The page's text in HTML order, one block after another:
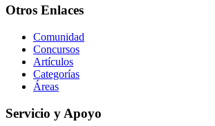
Otros Enlaces
Comunidad
Concursos
Artículos
Categorías
Áreas
Servicio y Apoyo